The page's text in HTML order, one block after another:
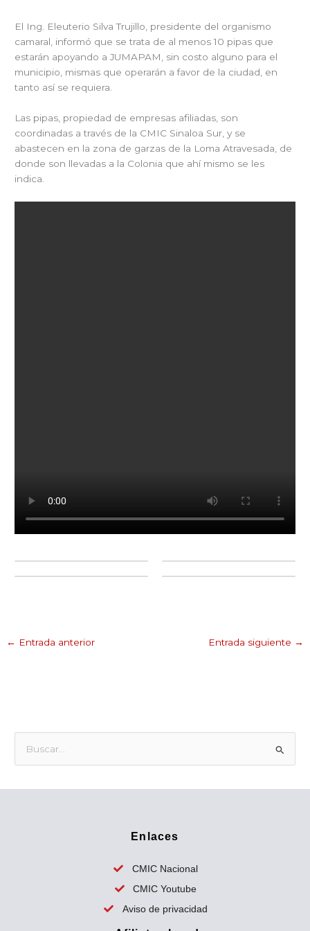
El Ing. Eleuterio Silva Trujillo, presidente del organismo
camaral, informó que se trata de al menos 10 pipas que
estarán apoyando a JUMAPAM, sin costo alguno para el
municipio, mismas que operarán a favor de la ciudad, en
tanto así se requiera.
Las pipas, propiedad de empresas afiliadas, son
coordinadas a través de la CMIC Sinaloa Sur, y se
abastecen en la zona de garzas de la Loma Atravesada, de
donde son llevadas a la Colonia que ahí mismo se les
indica.
← Entrada anterior Entrada siguiente →
s
Enlaces
CMIC Nacional
CMIC Youtube
Aviso de privacidad